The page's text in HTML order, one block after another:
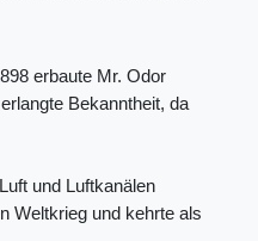
erbaute Mr. Odor
erlangte Bekanntheit, da
und Luftkanälen
Weltkrieg und kehrte als